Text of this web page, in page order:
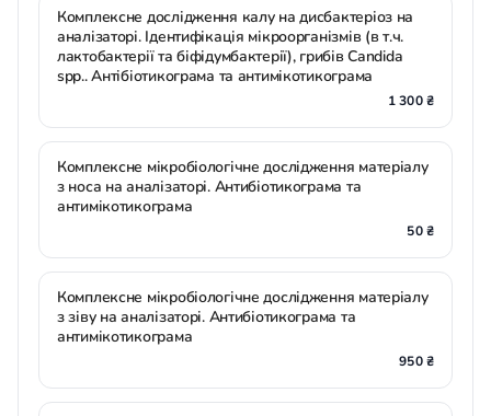
Комплексне дослідження калу на дисбактеріоз на
аналізаторі. Ідентифікація мікроорганізмів (в т.ч.
лактобактерії та біфідумбактерії), грибів Candida
spp.. Антібіотикограма та антимікотикограма
1 300 ₴
Комплексне мікробіологічне дослідження матеріалу
з носа на аналізаторі. Антибіотикограма та
антимікотикограма
50 ₴
Комплексне мікробіологічне дослідження матеріалу
з зіву на аналізаторі. Антибіотикограма та
антимікотикограма
950 ₴